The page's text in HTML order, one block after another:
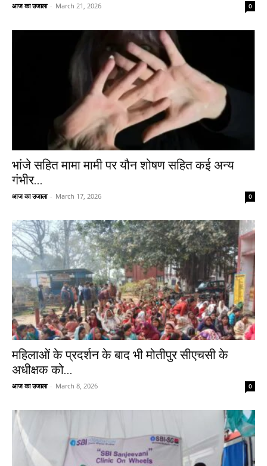
आज का उजाला - March 21, 2026 0
भांजे सहित मामा मामी पर यौन शोषण सहित कई अन्य
गंभीर...
आज का उजाला - March 17, 2026 0
महिलाओं के प्रदर्शन के बाद भी मोतीपुर सीएचसी के
अधीक्षक को...
आज का उजाला - March 8, 2026 0